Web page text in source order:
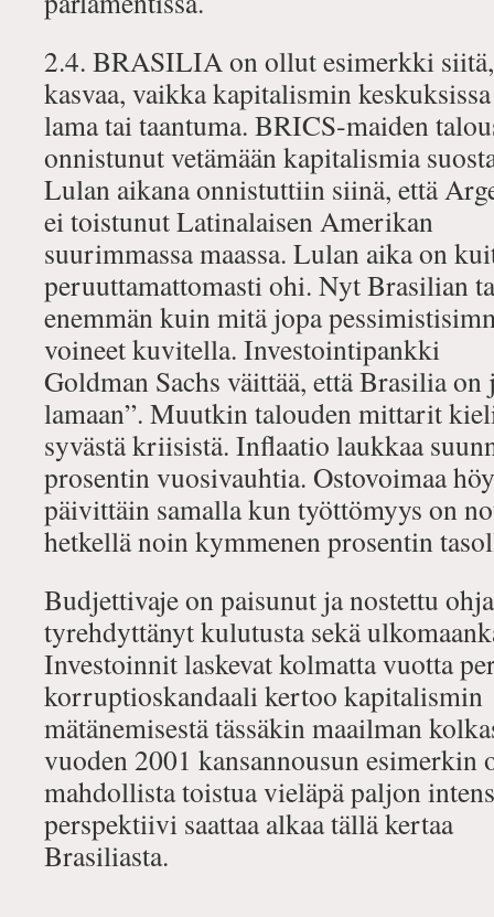
2.4. BRASILIA on ollut esimerkki
kasvaa, vaikka kapitalismin
lama tai taantuma. BRICS‐maiden
onnistunut vetämään kapitalismia
Lulan aikana onnistuttiin siinä, että
ei toistunut Latinalaisen Amerikan
suurimmassa maassa. Lulan aika on
peruuttamattomasti ohi. Nyt Brasilian
enemmän kuin mitä jopa
voineet kuvitella. Investointipankki
Goldman Sachs väittää, että Brasilia on
lamaan”. Muutkin talouden mittarit
syvästä kriisistä. Inflaatio laukkaa
prosentin vuosivauhtia. Ostovoimaa
päivittäin samalla kun työttömyys on
hetkellä noin kymmenen prosentin
Budjettivaje on paisunut ja nostettu
tyrehdyttänyt kulutusta sekä
Investoinnit laskevat kolmatta vuotta
korruptioskandaali kertoo kapitalismin
mätänemisestä tässäkin maailman
vuoden 2001 kansannousun esimerkin
mahdollista toistua vieläpä paljon
perspektiivi saattaa alkaa tällä kertaa
Brasiliasta.